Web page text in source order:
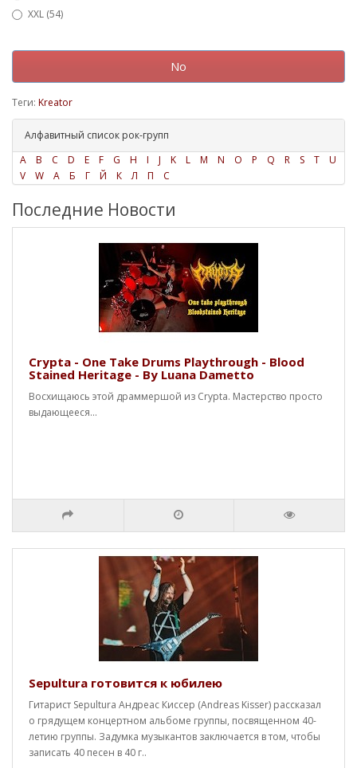
XXL (54)
No
Теги: Kreator
Алфавитный список рок-групп
A
B C D E F G H I J K L M N O P Q R S T
U
V
W А Б Г Й К Л П С
Последние Новости
Crypta - One Take Drums Playthrough - Blood
Stained Heritage - By Luana Dametto
Восхищаюсь этой драммершой из Crypta. Мастерство просто
выдающееся...
Sepultura готовится к юбилею
Гитарист Sepultura Андреас Киссер (Andreas Kisser) рассказал
о грядущем концертном альбоме группы, посвященном 40-
летию группы. Задумка музыкантов заключается в том, чтобы
записать 40 песен в 40 г..